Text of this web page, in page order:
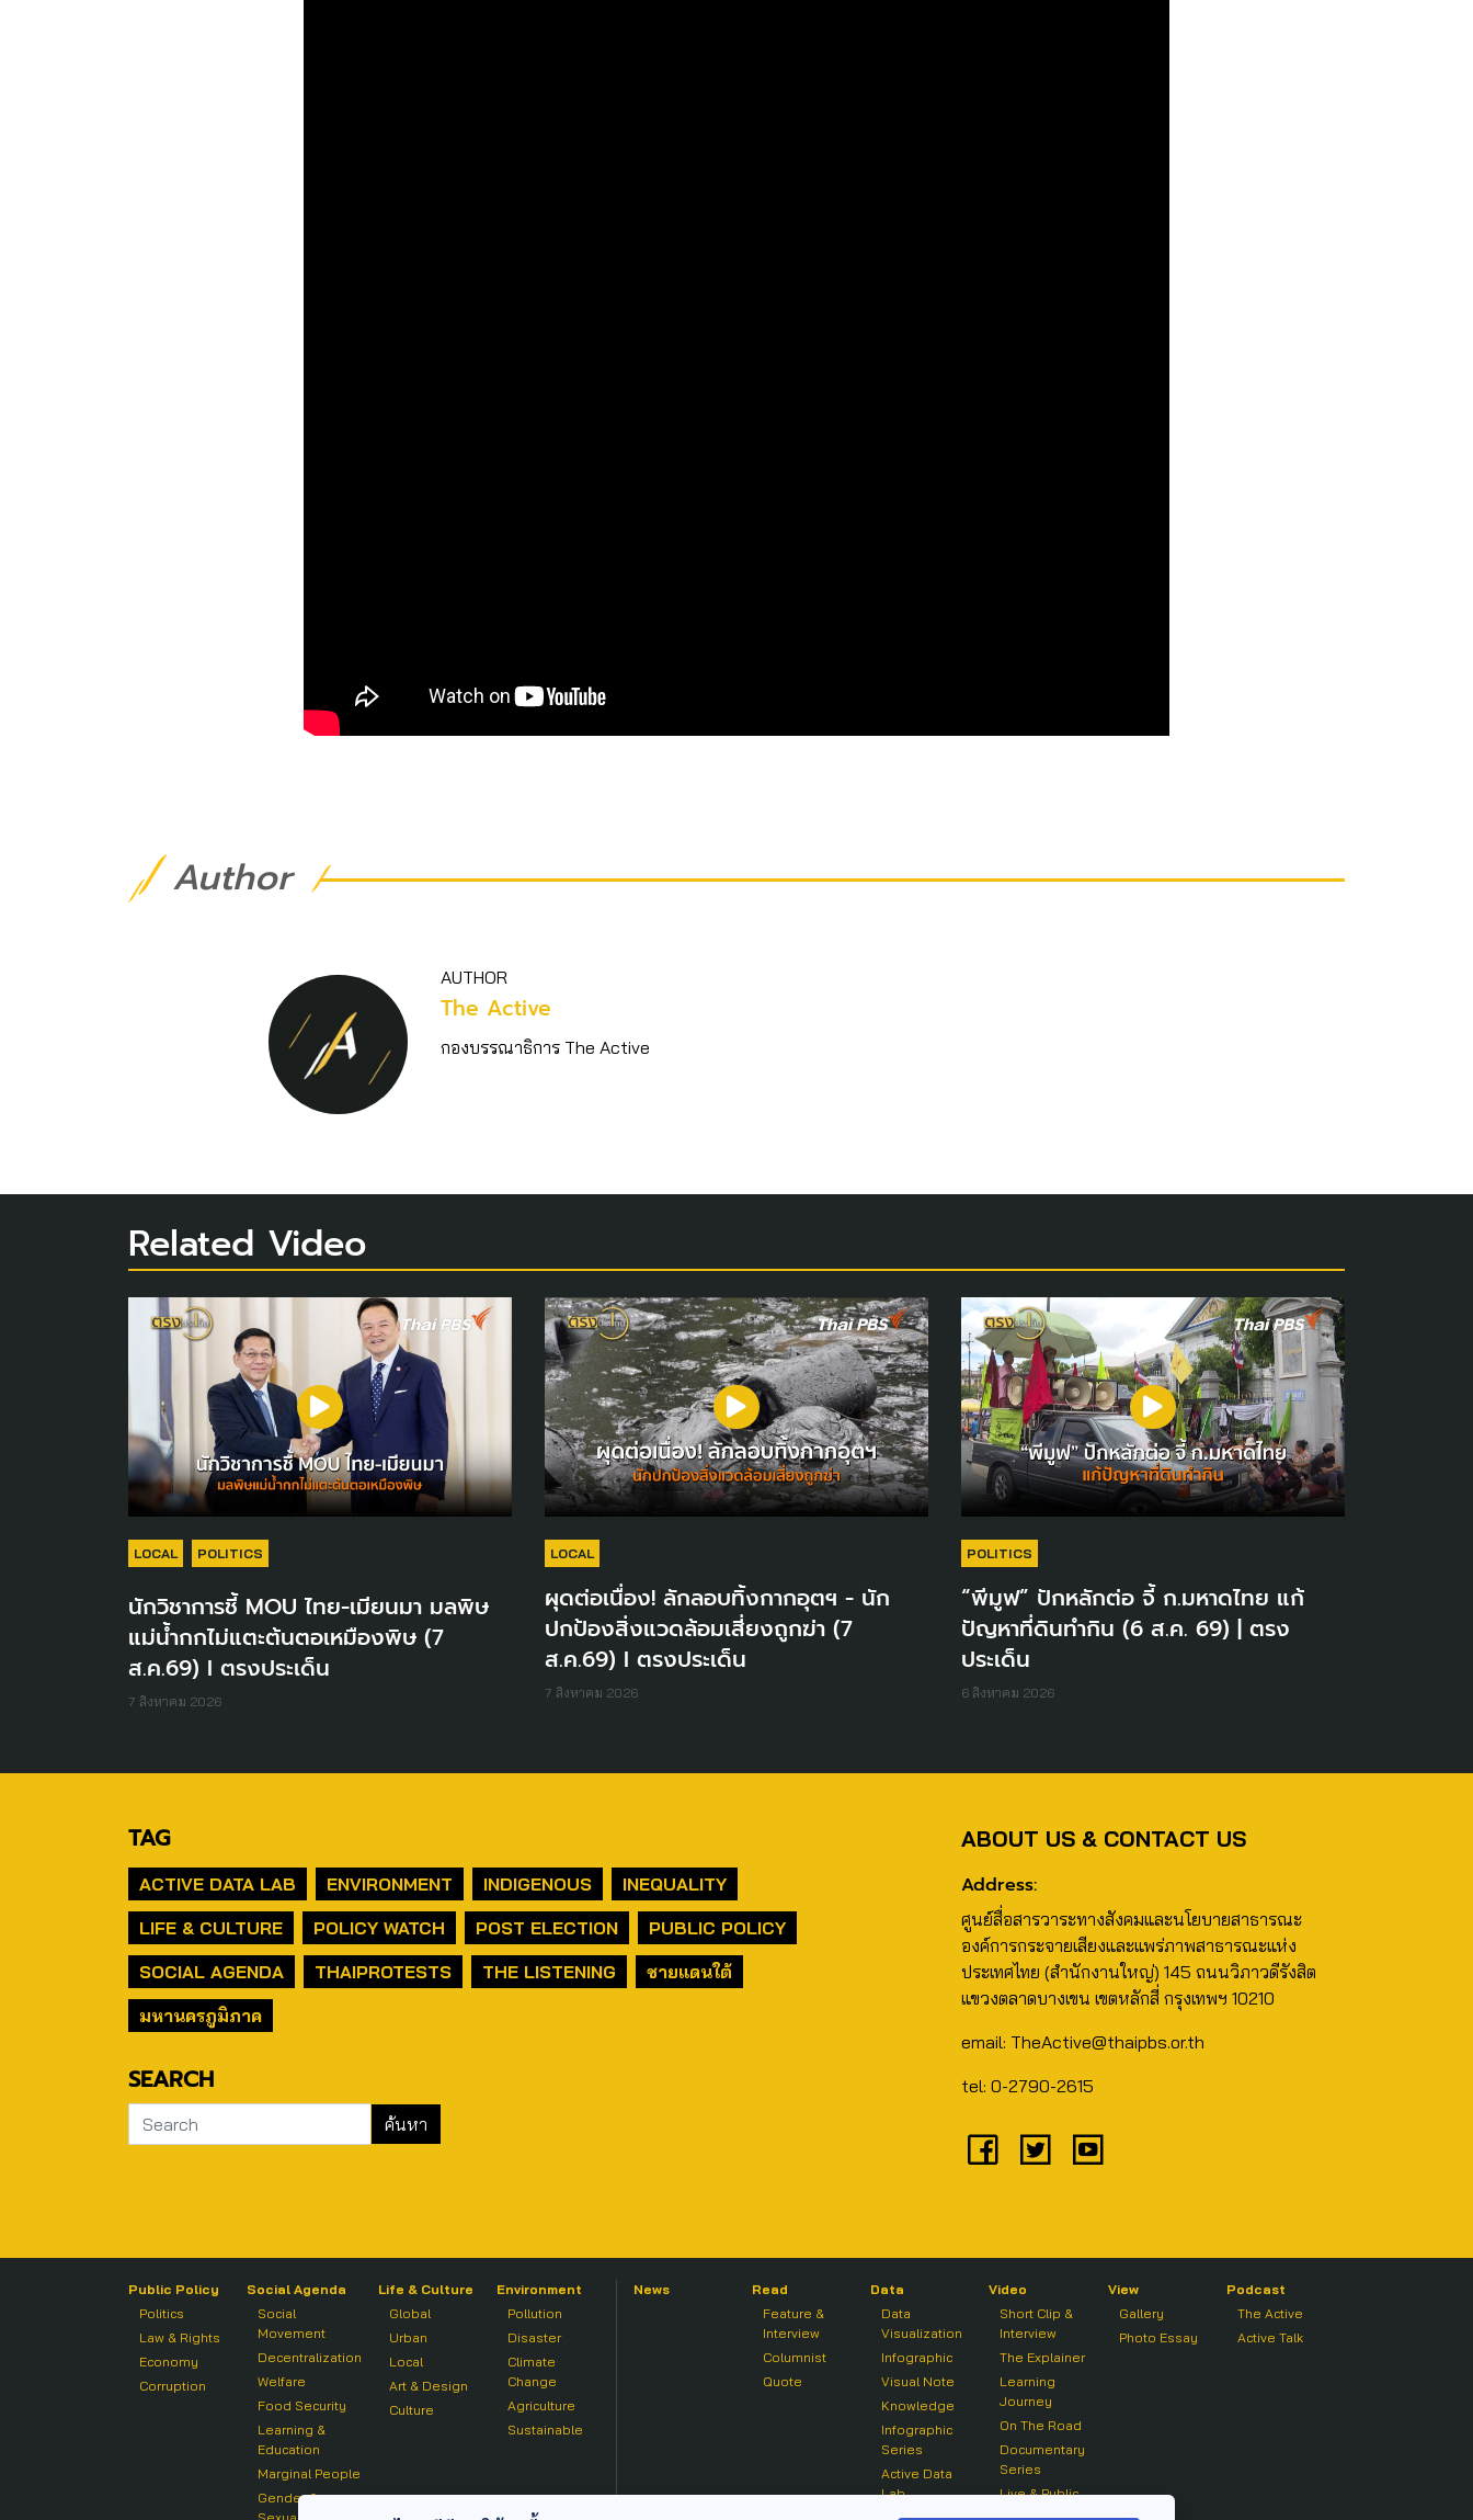
Author
AUTHOR
The Active
กองบรรณาธิการ The Active
Related Video
LOCAL POLITICS
นักวิชาการชี้ MOU ไทย-เมียนมา มลพิษ
แม่น้ำกกไม่แตะต้นตอเหมืองพิษ (7
ส.ค.69) I ตรงประเด็น
7 สิงหาคม 2026
LOCAL
ผุดต่อเนื่อง! ลักลอบทิ้งกากอุตฯ - นัก
ปกป้องสิ่งแวดล้อมเสี่ยงถูกฆ่า (7
ส.ค.69) I ตรงประเด็น
7 สิงหาคม 2026
POLITICS
“พีมูฟ” ปักหลักต่อ จี้ ก.มหาดไทย แก้
ปัญหาที่ดินทำกิน (6 ส.ค. 69) | ตรง
ประเด็น
6 สิงหาคม 2026
TAG
ACTIVE DATA LAB ENVIRONMENT INDIGENOUS
INEQUALITY
LIFE & CULTURE
POLICY WATCH POST ELECTION
PUBLIC POLICY
SOCIAL AGENDA
THAIPROTESTS THE LISTENING
ชายแดนใต้
มหานครภูมิภาค
SEARCH
ABOUT US & CONTACT US
Address:
ศูนย์สื่อสารวาระทางสังคมและนโยบายสาธารณะ
องค์การกระจายเสียงและแพร่ภาพสาธารณะแห่ง
ประเทศไทย (สำนักงานใหญ่) 145 ถนนวิภาวดีรังสิต
แขวงตลาดบางเขน เขตหลักสี่ กรุงเทพฯ 10210
email: TheActive@thaipbs.or.th
tel: 0-2790-2615
Public Policy
Politics
Law & Rights
Economy
Corruption
Social Agenda
Social
Movement
Decentralization
Welfare
Food Security
Learning &
Education
Marginal People
Gender &
Life & Culture
Global
Urban
Local
Art & Design
Culture
Environment
Pollution
Disaster
Climate
Change
Agriculture
Sustainable
News
Read
Feature &
Interview
Columnist
Quote
Data
Data
Visualization
Infographic
Visual Note
Knowledge
Infographic
Series
Active Data
Lab
Video
Short Clip &
Interview
The Explainer
Learning
Journey
On The Road
Documentary
Series
Live & Public
View
Gallery
Photo Essay
Podcast
The Active
Active Talk